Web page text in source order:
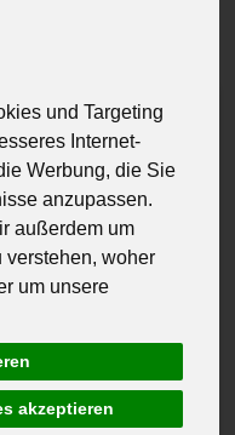
und Targeting
Internet-
Werbung, die Sie
anzupassen.
außerdem um
verstehen, woher
um unsere
akzeptieren